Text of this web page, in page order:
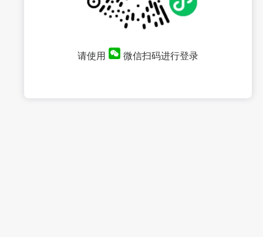
请使用 微信扫码进行登录